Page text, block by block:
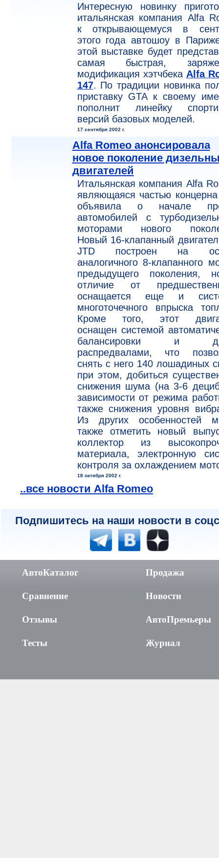
Интересную новинку
итальянская компания Alfa
к открывающемуся в
этого года автошоу в
этой выставке будет
самая быстрая,
модификация хэтчбека Alfa
147. По традиции новинка
приставку GTA к своему
пополнит линейку
версий базовых моделей.
17 сентября 2002 г.
Alfa Romeo анонсировала
новое поколение
двигателей
Итальянская компания Alfa
являющаяся частью
объявила о начале
автомобилей с
моторами нового
Новый 16-клапанный
JTD построен на
аналогичного 8-клапанного
предыдущего поколения,
отличие от
оснащается еще и
многоточечного впрыска
Кроме того, этот
оснащен системой
балансировки и
распредвалами, что
снять с него 140 лошадиных
при этом, добиться
снижения шума (на 3-6
зависимости от режима
также снижения уровня
Из других особенностей
также отметить новый
коллектор из
материала, электронную
контроля за охлаждением
18 октября 2002 г.
..все новости Alfa Romeo
Подпишитесь на наши новости в
АвтоКаталог
Сравнение
Отзывы
Тесты
Продажа
Новости
АвтоПремьеры
Журнал